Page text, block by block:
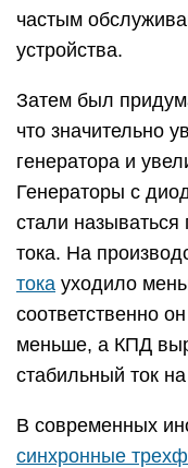
частым
устройства.
Затем был
что значительно
генератора и
Генераторы с
стали
тока. На
тока уходило
соответственно
меньше, а КПД
стабильный ток
В современных
синхронные